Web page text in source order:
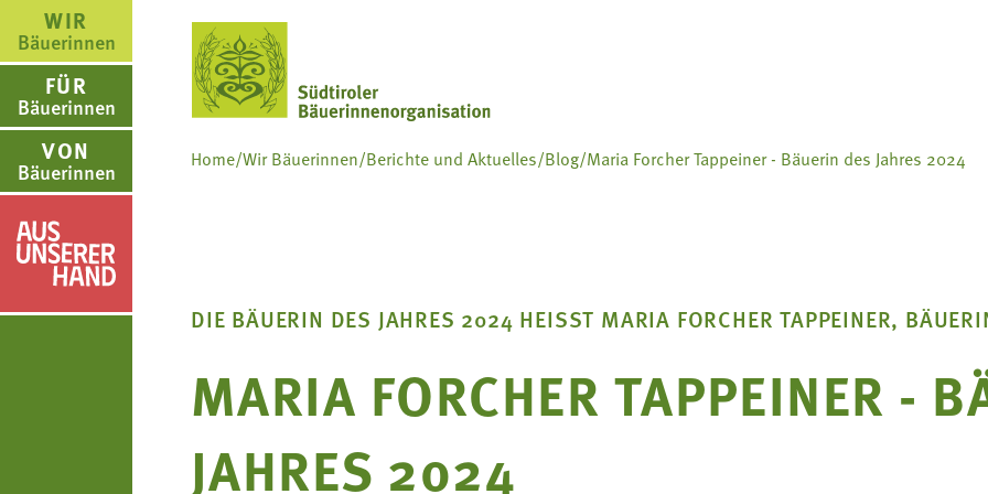
WIR
Bäuerinnen
Über uns
Über uns
Bäuerin des Jahres
Bäuerin
Landesbäuerinnenrat
Bezirke
Termine
Lebens-
FÜR
Bäuerinnen
Aus- und Weiterbildung
Aus-
Reiseangebote
Lebensberatung
VON
Bäuerinnen
Rezepte
Rezepte
Bastelanleitungen
Gartentipps
Aus.unserer.Hand-Bäuerinnen
Termine
Termine
Schulprojekte
Koch-
Hof- &
Home/Wir Bäuerinnen/Berichte und Aktuelles/Blog/Maria Forcher Tappeiner - Bäuerin des Jahres 2024
DIE BÄUERIN DES JAHRES 2024 HEISST MARIA FORCHER TAPPEINER,
MARIA FORCHER TAPPEINER -
JAHRES 2024